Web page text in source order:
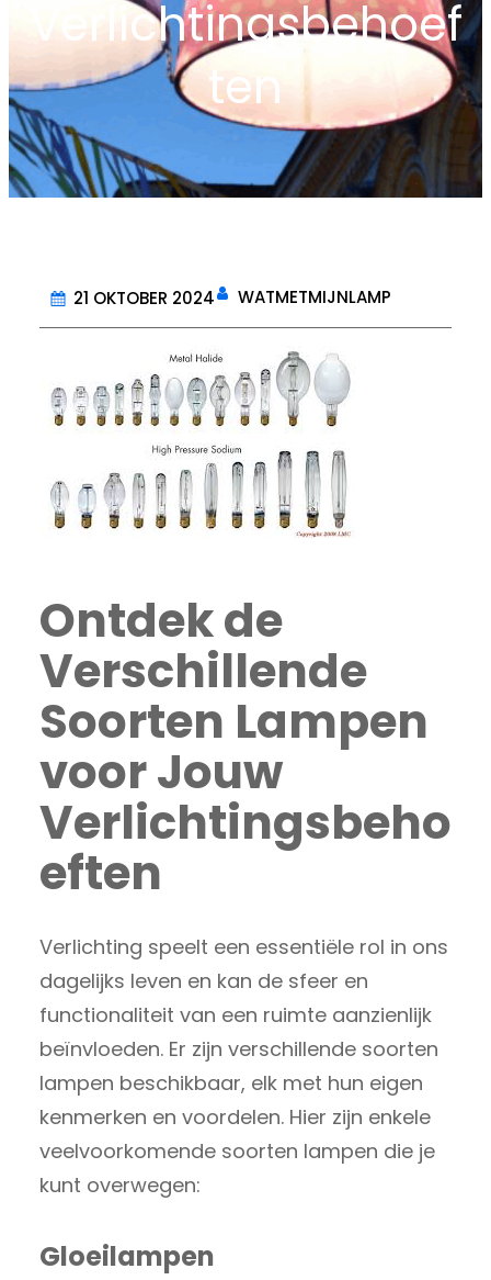
Verlichtingsbehoef
ten
21 OKTOBER 2024 WATMETMIJNLAMP
Ontdek de
Verschillende
Soorten Lampen
voor Jouw
Verlichtingsbeho
eften
Verlichting speelt een essentiële rol in ons
dagelijks leven en kan de sfeer en
functionaliteit van een ruimte aanzienlijk
beïnvloeden. Er zijn verschillende soorten
lampen beschikbaar, elk met hun eigen
kenmerken en voordelen. Hier zijn enkele
veelvoorkomende soorten lampen die je
kunt overwegen:
Gloeilampen